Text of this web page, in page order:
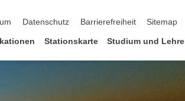
Datenschutz Barrierefreiheit Sitemap
Stationskarte Studium und Lehre